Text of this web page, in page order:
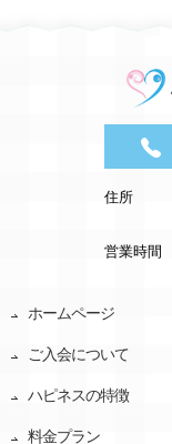
住所
営業時間
ホームページ
ご入会について
ハピネスの特徴
料金プラン